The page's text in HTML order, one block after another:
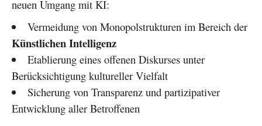
neuen Umgang mit KI:
Vermeidung von Monopolstrukturen im Bereich der
Künstlichen Intelligenz
Etablierung eines offenen Diskurses unter
Berücksichtigung kultureller Vielfalt
Sicherung von Transparenz und partizipativer
Entwicklung aller Betroffenen